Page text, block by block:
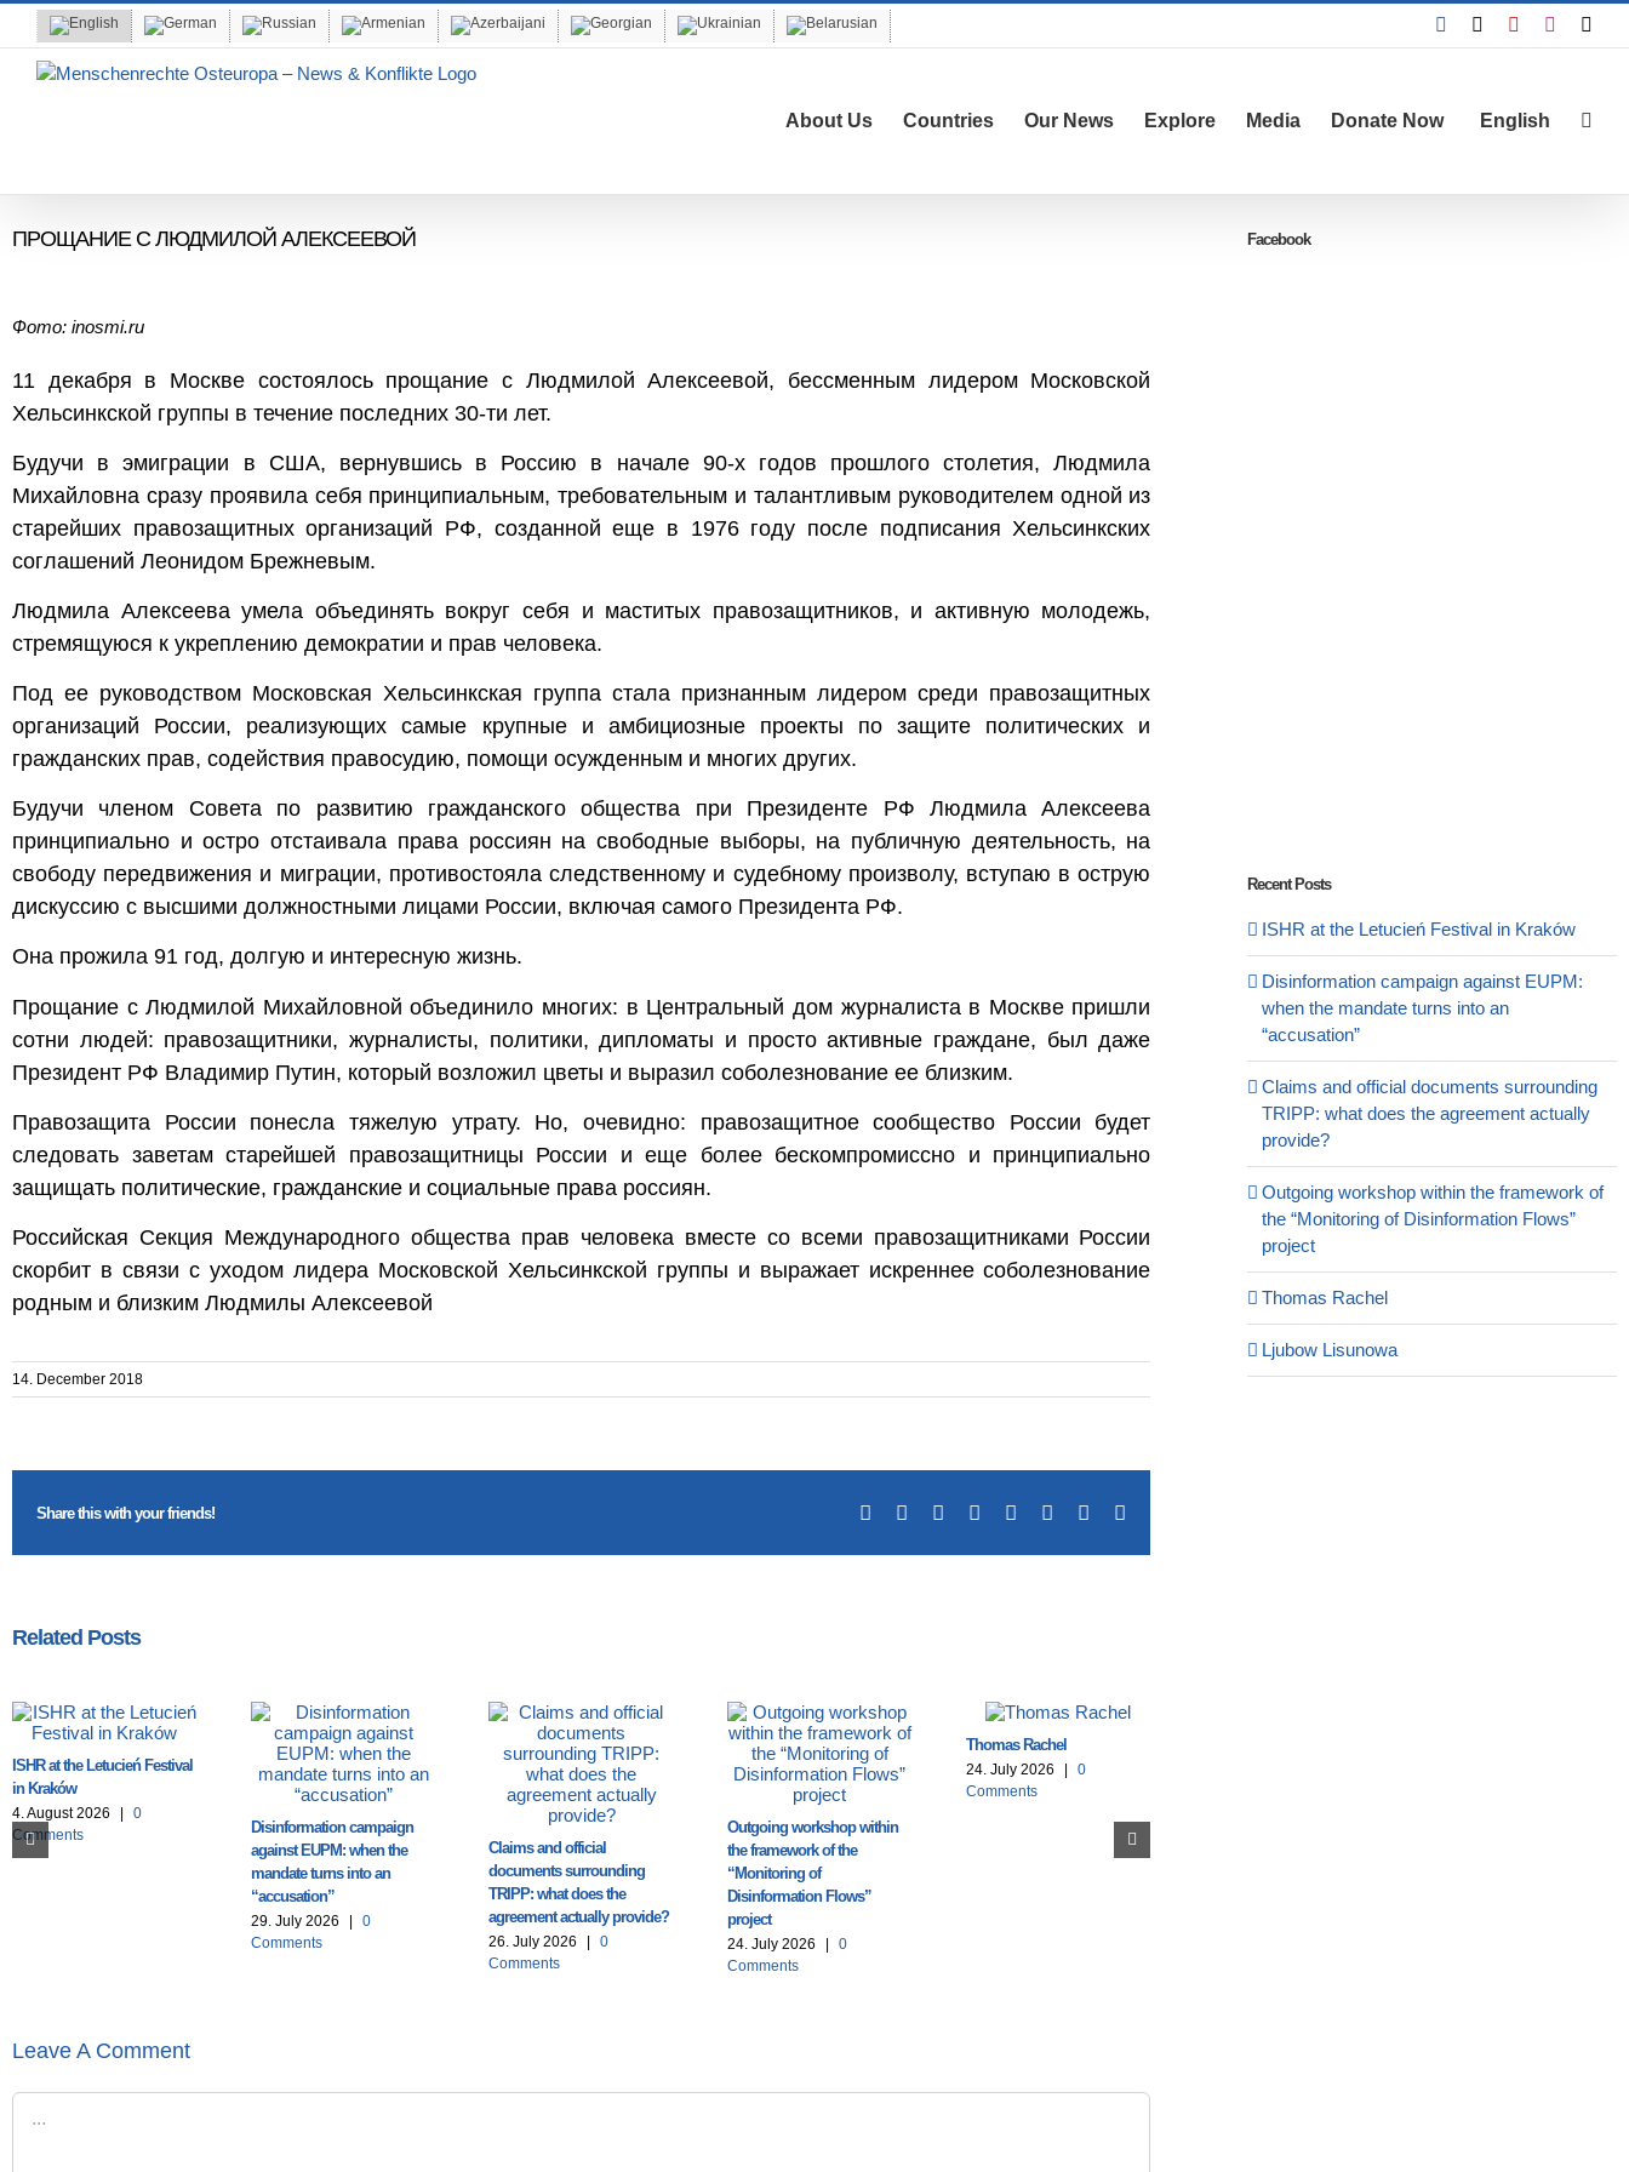
content
Facebook YouTubeInstagram
About Us Countries Our News Explore Media Donate Now English
ПРОЩАНИЕ С ЛЮДМИЛОЙ АЛЕКСЕЕВОЙ
Фото: inosmi.ru
11 декабря в Москве состоялось прощание с Людмилой Алексеевой, бессменным лидером Московской
Хельсинкской группы в течение последних 30-ти лет.
Будучи в эмиграции в США, вернувшись в Россию в начале 90-х годов прошлого столетия, Людмила
Михайловна сразу проявила себя принципиальным, требовательным и талантливым руководителем одной из
старейших правозащитных организаций РФ, созданной еще в 1976 году после подписания Хельсинкских
соглашений Леонидом Брежневым.
Людмила Алексеева умела объединять вокруг себя и маститых правозащитников, и активную молодежь,
стремящуюся к укреплению демократии и прав человека.
Под ее руководством Московская Хельсинкская группа стала признанным лидером среди правозащитных
организаций России, реализующих самые крупные и амбициозные проекты по защите политических и
гражданских прав, содействия правосудию, помощи осужденным и многих других.
Будучи членом Совета по развитию гражданского общества при Президенте РФ Людмила Алексеева
принципиально и остро отстаивала права россиян на свободные выборы, на публичную деятельность, на
свободу передвижения и миграции, противостояла следственному и судебному произволу, вступаю в острую
дискуссию с высшими должностными лицами России, включая самого Президента РФ.
Она прожила 91 год, долгую и интересную жизнь.
Прощание с Людмилой Михайловной объединило многих: в Центральный дом журналиста в Москве пришли
сотни людей: правозащитники, журналисты, политики, дипломаты и просто активные граждане, был даже
Президент РФ Владимир Путин, который возложил цветы и выразил соболезнование ее близким.
Правозащита России понесла тяжелую утрату. Но, очевидно: правозащитное сообщество России будет
следовать заветам старейшей правозащитницы России и еще более бескомпромиссно и принципиально
защищать политические, гражданские и социальные права россиян.
Российская Секция Международного общества прав человека вместе со всеми правозащитниками России
скорбит в связи с уходом лидера Московской Хельсинкской группы и выражает искреннее соболезнование
родным и близким Людмилы Алексеевой
14. December 2018
Share this with your friends! Facebook RedditLinkedIn
TumblrPinterest
Related Posts
ISHR at the Letucień Festival
in Kraków
4. August 2026 |
0
Comments
Disinformation campaign
against EUPM: when the
mandate turns into an
“accusation”
29. July 2026 |
0
Comments
Claims and official
documents surrounding
TRIPP: what does the
agreement actually provide?
26. July 2026 |
0
Comments
Outgoing workshop within
the framework of the
“Monitoring of
Disinformation Flows”
project
24. July 2026 |
0
Comments
Thomas Rachel
24. July 2026 |
0
Comments
Leave A Comment
Comment
Facebook
Recent Posts
ISHR at the Letucień Festival in Kraków
Disinformation campaign against EUPM:
when the mandate turns into an
“accusation”
Claims and official documents surrounding
TRIPP: what does the agreement actually
provide?
Outgoing workshop within the framework of
the “Monitoring of Disinformation Flows”
project
Thomas Rachel
Ljubow Lisunowa